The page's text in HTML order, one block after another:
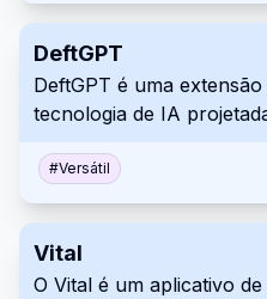
nas redes sociais sem
DeftGPT
DeftGPT é uma
tecnologia de IA
GPT-3.5 para oferecer
real, criação de arte
os usuários a agilizar as
bloqueios criativos de
#Versátil
Vital
O Vital é um aplicativo